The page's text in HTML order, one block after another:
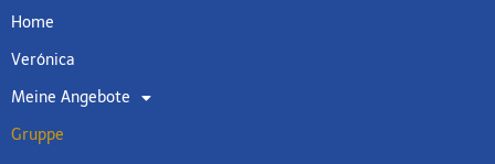
Home
Verónica
Meine Angebote
Gruppe